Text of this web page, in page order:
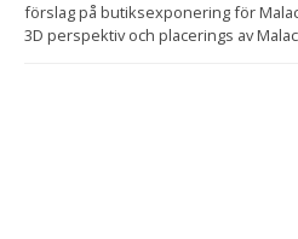
förslag på butiksexponering för
3D perspektiv och placerings av